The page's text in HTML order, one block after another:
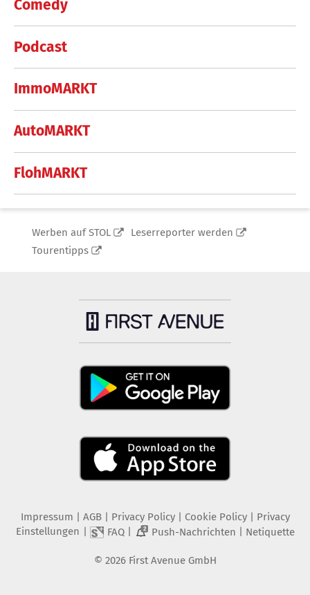
Comedy
Podcast
ImmoMARKT
AutoMARKT
FlohMARKT
Werben auf STOL
Leserreporter werden
Tourentipps
Impressum AGB Privacy Policy| Cookie Policy| Privacy
Einstellungen
FAQ| 2 Push-Nachrichten Netiquette
© 2026 First Avenue GmbH